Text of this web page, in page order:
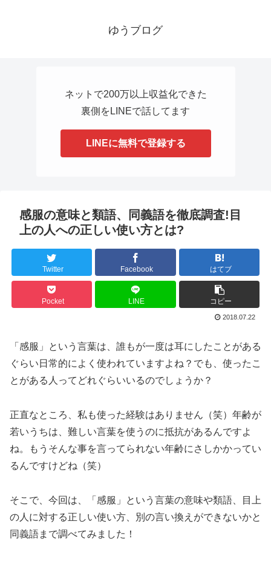
ゆうブログ
ネットで200万以上収益化できた
裏側をLINEで話してます
LINEに無料で登録する
感服の意味と類語、同義語を徹底調査!目
上の人への正しい使い方とは?
Twitter Facebook はてブ
Pocket LINE コピー
2018.07.22
「感服」という言葉は、誰もが一度は耳にしたことがある
ぐらい日常的によく使われていますよね？でも、使ったこ
とがある人ってどれぐらいいるのでしょうか？
正直なところ、私も使った経験はありません（笑）年齢が
若いうちは、難しい言葉を使うのに抵抗があるんですよ
ね。もうそんな事を言ってられない年齢にさしかかってい
るんですけどね（笑）
そこで、今回は、「感服」という言葉の意味や類語、目上
の人に対する正しい使い方、別の言い換えができないかと
同義語まで調べてみました！